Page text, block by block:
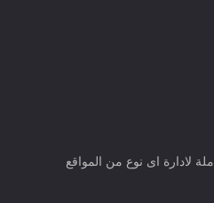
لادارة اى نوع من المواقع